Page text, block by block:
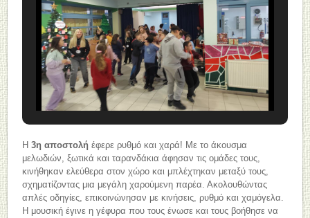
Η3η αποστολή έφερε ρυθμό και χαρά! Με το άκουσμα
μελωδιών, ξωτικά και ταρανδάκια άφησαν τις ομάδες τους,
κινήθηκαν ελεύθερα στον χώρο και μπλέχτηκαν μεταξύ τους,
σχηματίζοντας μια μεγάλη χαρούμενη παρέα. Ακολουθώντας
απλές οδηγίες, επικοινώνησαν με κινήσεις, ρυθμό και χαμόγελα.
Η μουσική έγινε η γέφυρα που τους ένωσε και τους βοήθησε να